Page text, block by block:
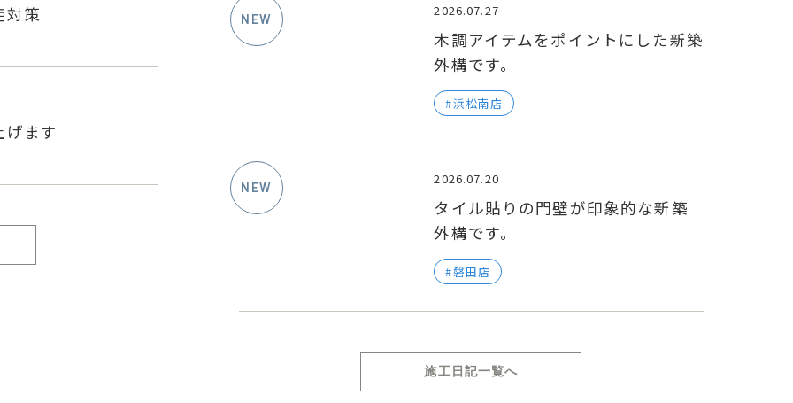
対策
げます
2026.07.27
木調アイテムをポイントにした新築
外構です。
浜松南店
2026.07.20
タイル貼りの門壁が印象的な新築
外構です。
磐田店
施工日記一覧へ